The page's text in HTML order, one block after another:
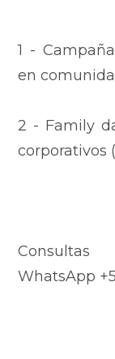
1 -
en
2 - Family
corporativos
Consultas
WhatsApp